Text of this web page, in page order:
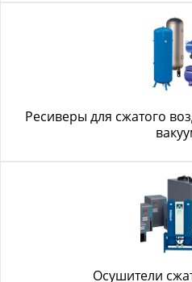
Ресиверы для сжатого
Осушители